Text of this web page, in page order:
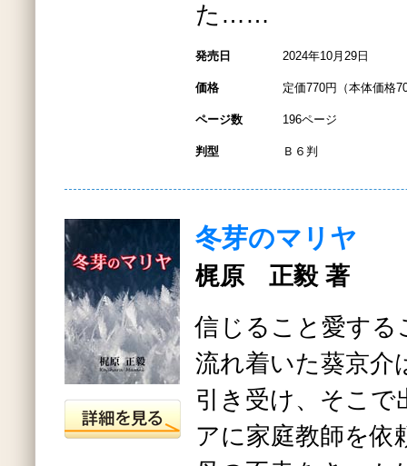
た……
発売日 2024年10月29日
価格 定価770円（本体価格
ページ数 196ページ
判型 Ｂ６判
冬芽のマリヤ
梶原 正毅 著
信じること愛する
流れ着いた葵京介
引き受け、そこで
アに家庭教師を依